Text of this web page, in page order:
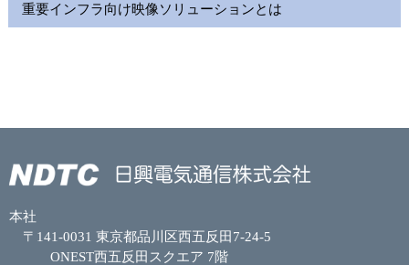
重要インフラ向け映像ソリューションとは
本社
〒141-0031 東京都品川区西五反田7-24-5
ONEST西五反田スクエア 7階